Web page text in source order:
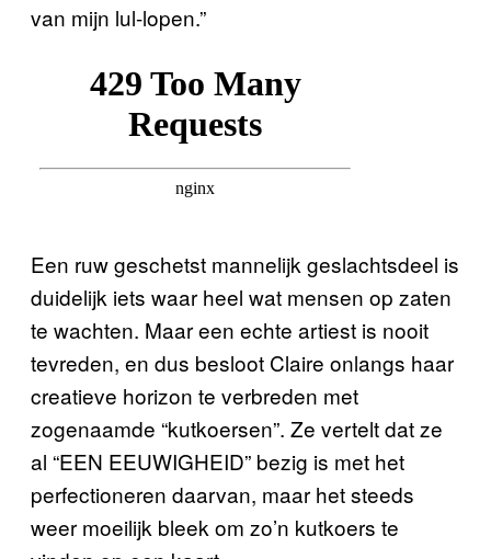
van mijn lul-lopen.”
Een ruw geschetst mannelijk geslachtsdeel is
duidelijk iets waar heel wat mensen op zaten
te wachten. Maar een echte artiest is nooit
tevreden, en dus besloot Claire onlangs haar
creatieve horizon te verbreden met
zogenaamde “kutkoersen”. Ze vertelt dat ze
al “EEN EEUWIGHEID” bezig is met het
perfectioneren daarvan, maar het steeds
weer moeilijk bleek om zo’n kutkoers te